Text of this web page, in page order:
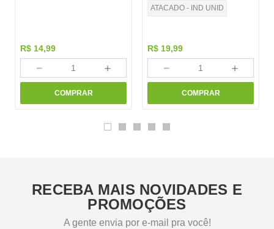
R$ 14,99
＋
－
COMPRAR
ATACADO - IND UNID
R$ 19,99
＋
－
COMPRAR
RECEBA MAIS NOVIDADES E
PROMOÇÕES
A gente envia por e-mail pra você!